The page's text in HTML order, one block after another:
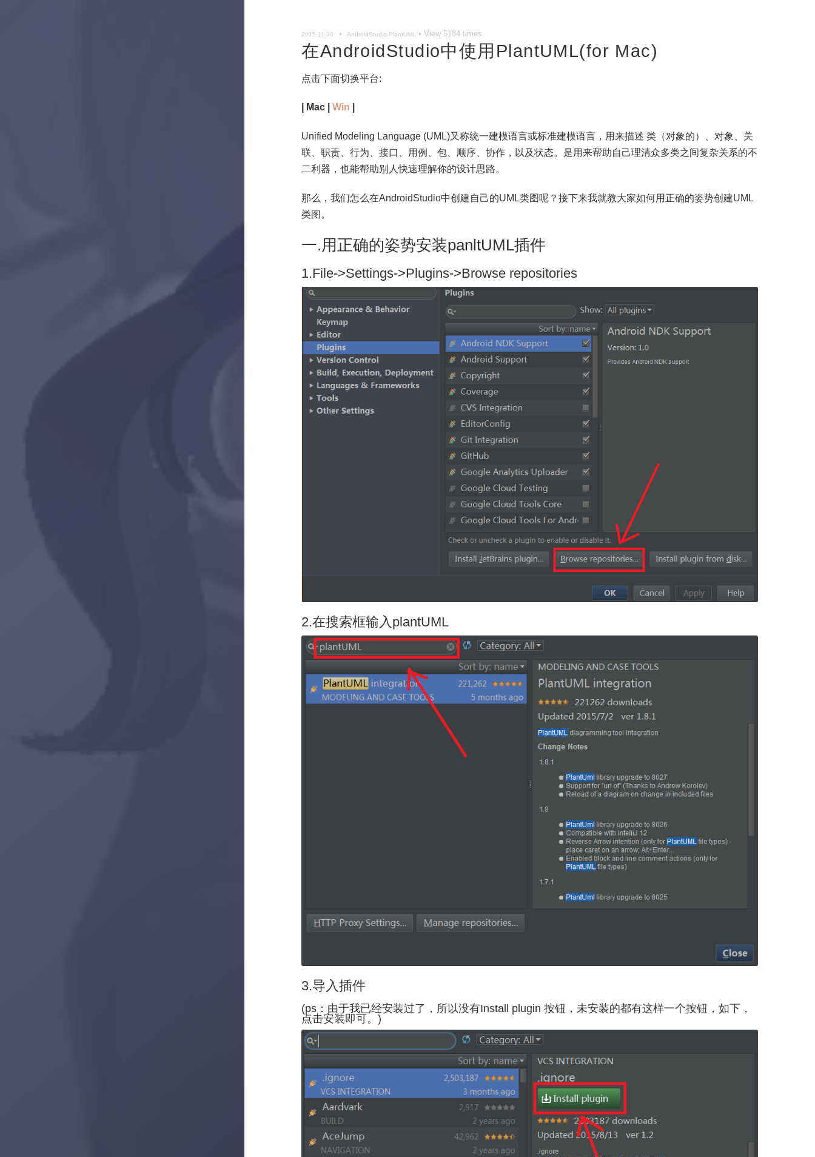
2015-11-30 • AndroidStudio,PlantUML • View 5184 times.
在AndroidStudio中使用PlantUML(for Mac)
点击下面切换平台:
| Mac |Win
Unified Modeling Language (UML)又称统一建模语言或标准建模语言，用来描述 类（对象的）、对象、关
联、职责、行为、接口、用例、包、顺序、协作，以及状态。是用来帮助自己理清众多类之间复杂关系的不
二利器，也能帮助别人快速理解你的设计思路。
那么，我们怎么在AndroidStudio中创建自己的UML类图呢？接下来我就教大家如何用正确的姿势创建UML
类图。
一.用正确的姿势安装panltUML插件
1.File->Settings->Plugins->Browse repositories
2.在搜索框输入plantUML
3.导入插件
(ps：由于我已经安装过了，所以没有Install plugin 按钮，未安装的都有这样一个按钮，如下，
点击安装即可。)